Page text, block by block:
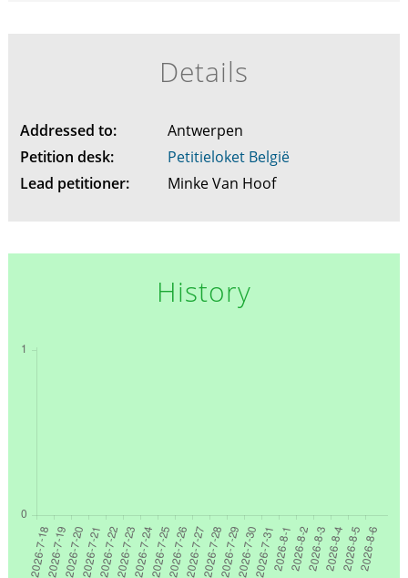
Details
Addressed to:
Antwerpen
Petition desk:
Petitieloket België
Lead petitioner:
Minke Van Hoof
History